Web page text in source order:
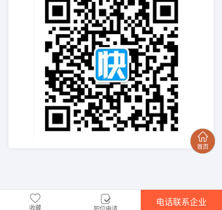
收藏
电话联系企业